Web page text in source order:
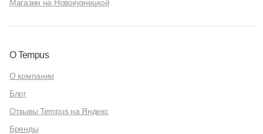
Магазин на Новокузнецкой
О Tempus
О компании
Блог
Отзывы Tempus на Яндекс
Бренды